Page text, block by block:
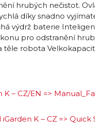
hrubých nečistot.
díky snadno
výdrž baterie
pro odstranění
robota
– CZ/EN =>
K – CZ => Quick